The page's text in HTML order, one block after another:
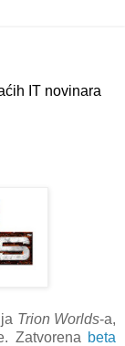
IT novinara
Trion Worlds-a,
Zatvorena beta